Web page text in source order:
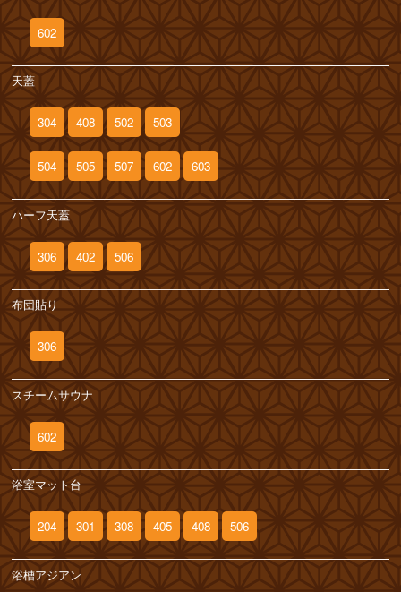
602
天蓋
304 408 502 503
504 505 507 602 603
ハーフ天蓋
306 402 506
布団貼り
306
スチームサウナ
602
浴室マット台
204 301 308 405 408 506
浴槽アジアン